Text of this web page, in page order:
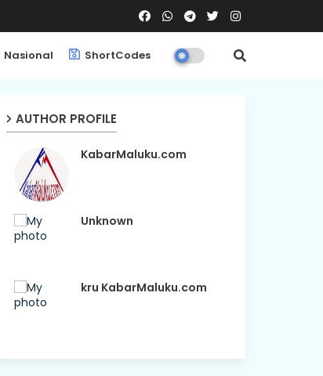
Nasional ShortCodes
AUTHOR PROFILE
KabarMaluku.com
Unknown
kru KabarMaluku.com